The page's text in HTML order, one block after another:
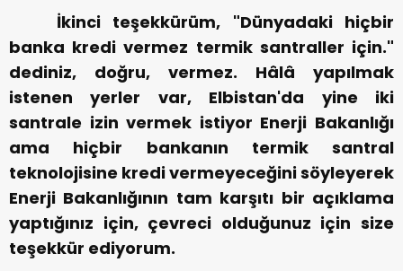
İkinci teşekkürüm, "Dünyadaki hiçbir
banka kredi vermez termik santraller için."
dediniz, doğru, vermez. Hâlâ yapılmak
istenen yerler var, Elbistan'da yine iki
santrale izin vermek istiyor Enerji Bakanlığı
ama hiçbir bankanın termik santral
teknolojisine kredi vermeyeceğini söyleyerek
Enerji Bakanlığının tam karşıtı bir açıklama
yaptığınız için, çevreci olduğunuz için size
teşekkür ediyorum.